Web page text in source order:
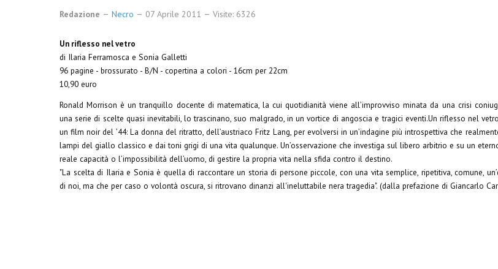
Redazione Necro 07 Aprile 2011 Visite: 6326
Un riflesso nel vetro
di Ilaria Ferramosca e Sonia Galletti
96 pagine - brossurato - B/N - copertina a colori - 16cm per 22cm
10,90 euro
Ronald Morrison è un tranquillo docente di matematica, la cui quotidianità viene all’improvviso minata da una crisi
una serie di scelte quasi inevitabili, lo trascinano, suo malgrado, in un vortice di angoscia e tragici eventi.Un riflesso nel
un film noir del ’44: La donna del ritratto, dell’austriaco Fritz Lang, per evolversi in un’indagine più introspettiva che
lampi del giallo classico e dai toni grigi di una vita qualunque. Un’osservazione che investiga sul libero arbitrio e su un
reale capacità o l’impossibilità dell’uomo, di gestire la propria vita nella sfida contro il destino.
"La scelta di Ilaria e Sonia è quella di raccontare un storia di persone piccole, con una vita semplice, ripetitiva, comune,
di noi, ma che per caso o volontà oscura, si ritrovano dinanzi all'ineluttabile nera tragedia". (dalla prefazione di Giancarlo